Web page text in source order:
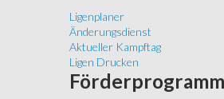
Ligenplaner
Änderungsdienst
Aktueller Kampftag
Ligen Drucken
Förderprogramm